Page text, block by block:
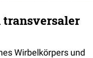
transversaler
Wirbelkörpers und